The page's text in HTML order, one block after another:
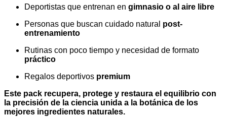
Deportistas que entrenan en gimnasio o al aire libre
Personas que buscan cuidado natural post-
entrenamiento
Rutinas con poco tiempo y necesidad de formato
práctico
Regalos deportivos premium
Este pack recupera, protege y restaura el equilibrio con
la precisión de la ciencia unida a la botánica de los
mejores ingredientes naturales.